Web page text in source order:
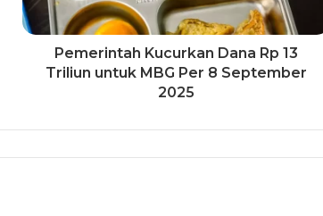
Pemerintah Kucurkan Dana Rp 13
Triliun untuk MBG Per 8 September
2025